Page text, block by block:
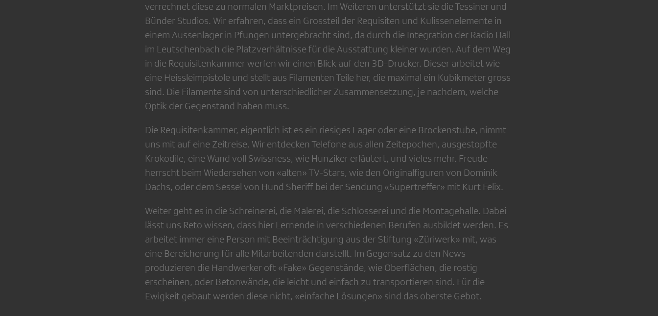
verrechnet diese zu normalen Marktpreisen. Im Weiteren unterstützt sie die Tessiner und
Bünder Studios. Wir erfahren, dass ein Grossteil der Requisiten und Kulissenelemente in
einem Aussenlager in Pfungen untergebracht sind, da durch die Integration der Radio Hall
im Leutschenbach die Platzverhältnisse für die Ausstattung kleiner wurden. Auf dem Weg
in die Requisitenkammer werfen wir einen Blick auf den 3D-Drucker. Dieser arbeitet wie
eine Heissleimpistole und stellt aus Filamenten Teile her, die maximal ein Kubikmeter gross
sind. Die Filamente sind von unterschiedlicher Zusammensetzung, je nachdem, welche
Optik der Gegenstand haben muss.
Die Requisitenkammer, eigentlich ist es ein riesiges Lager oder eine Brockenstube, nimmt
uns mit auf eine Zeitreise. Wir entdecken Telefone aus allen Zeitepochen, ausgestopfte
Krokodile, eine Wand voll Swissness, wie Hunziker erläutert, und vieles mehr. Freude
herrscht beim Wiedersehen von «alten» TV-Stars, wie den Originalfiguren von Dominik
Dachs, oder dem Sessel von Hund Sheriff bei der Sendung «Supertreffer» mit Kurt Felix.
Weiter geht es in die Schreinerei, die Malerei, die Schlosserei und die Montagehalle. Dabei
lässt uns Reto wissen, dass hier Lernende in verschiedenen Berufen ausbildet werden. Es
arbeitet immer eine Person mit Beeinträchtigung aus der Stiftung «Züriwerk» mit, was
eine Bereicherung für alle Mitarbeitenden darstellt. Im Gegensatz zu den News
produzieren die Handwerker oft «Fake» Gegenstände, wie Oberflächen, die rostig
erscheinen, oder Betonwände, die leicht und einfach zu transportieren sind. Für die
Ewigkeit gebaut werden diese nicht, «einfache Lösungen» sind das oberste Gebot.